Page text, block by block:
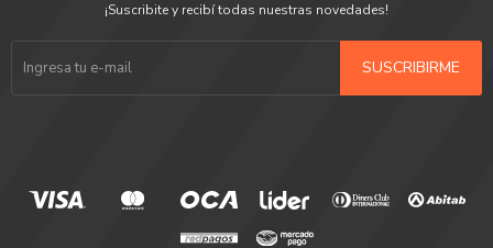
¡Suscribite y recibí todas nuestras novedades!
SUSCRIBIRME